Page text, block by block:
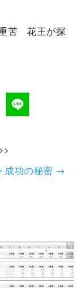
苦 花王が探
成功の秘密 →